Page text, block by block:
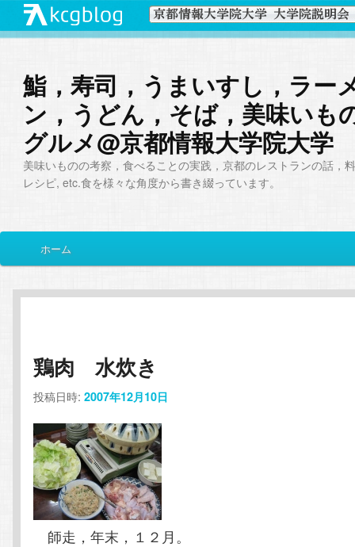
鮨，寿司，うまいすし，ラー
ン，うどん，そば，美味いも
グルメ@京都情報大学院大学
美味いものの考察，食べることの実践，京都のレストランの話，
レシピ, etc.食を様々な角度から書き綴っています。
イ
メ
イ
コ
ン
テ
ン
ツ
サ
ブ
ン
テ
ン
ツ
へ
ホーム
鶏肉 水炊き
投稿日時:2007年12月10日
師走，年末，１２月。